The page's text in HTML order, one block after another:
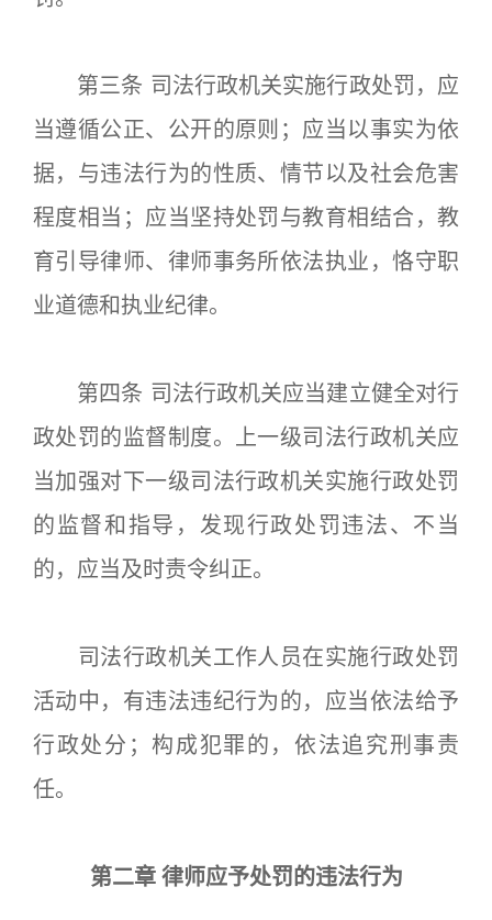
第三条 司法行政机关实施行政处罚，应
当遵循公正、公开的原则；应当以事实为依
据，与违法行为的性质、情节以及社会危害
程度相当；应当坚持处罚与教育相结合，教
育引导律师、律师事务所依法执业，恪守职
业道德和执业纪律。
第四条 司法行政机关应当建立健全对行
政处罚的监督制度。上一级司法行政机关应
当加强对下一级司法行政机关实施行政处罚
的监督和指导，发现行政处罚违法、不当
的，应当及时责令纠正。
司法行政机关工作人员在实施行政处罚
活动中，有违法违纪行为的，应当依法给予
行政处分；构成犯罪的，依法追究刑事责
任。
第二章 律师应予处罚的违法行为